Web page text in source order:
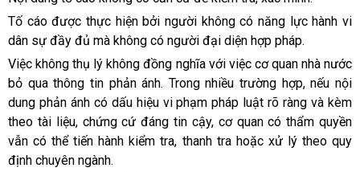
Tố cáo được thực hiện bởi người không có năng lực hành vi
dân sự đầy đủ mà không có người đại diện hợp pháp.
Việc không thụ lý không đồng nghĩa với việc cơ quan nhà nước
bỏ qua thông tin phản ánh. Trong nhiều trường hợp, nếu nội
dung phản ánh có dấu hiệu vi phạm pháp luật rõ ràng và kèm
theo tài liệu, chứng cứ đáng tin cậy, cơ quan có thẩm quyền
vẫn có thể tiến hành kiểm tra, thanh tra hoặc xử lý theo quy
định chuyên ngành.